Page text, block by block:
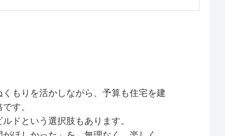
もりを活かしながら、予算も住宅を建
す。
ドという選択肢もあります。